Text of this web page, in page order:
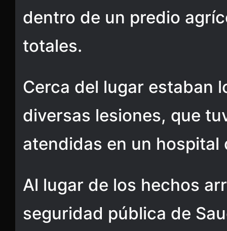
dentro de un predio
totales.
Cerca del lugar estaban
diversas lesiones, que
atendidas en un hospital
Al lugar de los hechos
seguridad pública de